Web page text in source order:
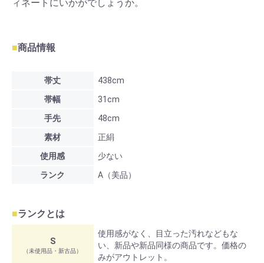
ィネートにいかがでしょうか。
■商品情報
帯丈
438cm
帯幅
31cm
手先
48cm
素材
正絹
使用感
少ない
ランク
A（美品）
■ランクとは
S
（未使用品・新古品）
使用感がなく、目立った汚れなどもな
い、新品や新品同様の商品です。価格の
みがアウトレット。